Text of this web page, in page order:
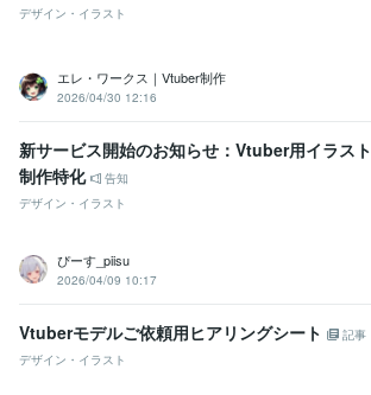
デザイン・イラスト
エレ・ワークス｜Vtuber制作
2026/04/30 12:16
新サービス開始のお知らせ：Vtuber用イラスト
制作特化
告知
デザイン・イラスト
ぴーす_piisu
2026/04/09 10:17
Vtuberモデルご依頼用ヒアリングシート
記事
デザイン・イラスト